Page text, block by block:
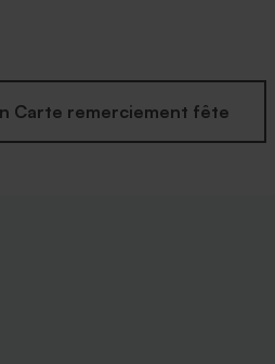
Carte remerciement fête